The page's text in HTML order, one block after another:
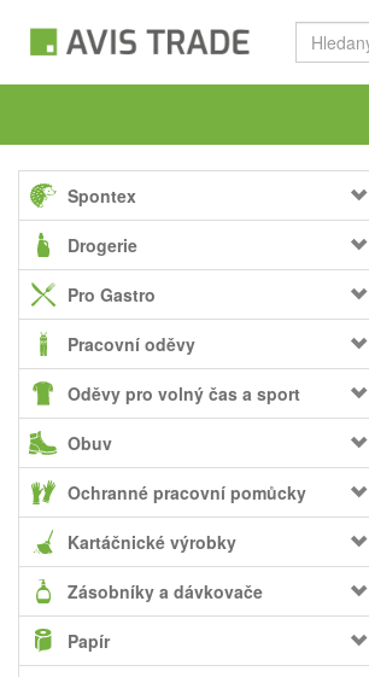
Spontex
Drogerie
Pro Gastro
Pracovní oděvy
Oděvy pro volný čas a sport
Obuv
Ochranné pracovní pomůcky
Kartáčnické výrobky
Zásobníky a dávkovače
Papír